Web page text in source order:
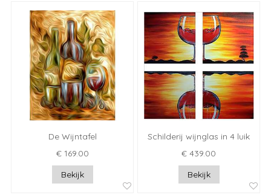
De Wijntafel
€ 169.00
Bekijk
Schilderij wijnglas in 4 luik
€ 439.00
Bekijk